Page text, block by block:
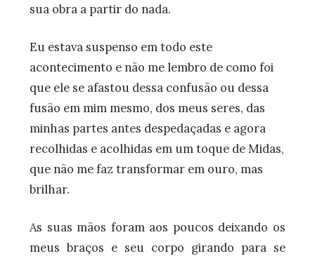
sua obra a partir do nada.
Eu estava suspenso em todo este
acontecimento e não me lembro de como foi
que ele se afastou dessa confusão ou dessa
fusão em mim mesmo, dos meus seres, das
minhas partes antes despedaçadas e agora
recolhidas e acolhidas em um toque de Midas,
que não me faz transformar em ouro, mas
brilhar.
As suas mãos foram aos poucos deixando os
meus braços e seu corpo girando para se